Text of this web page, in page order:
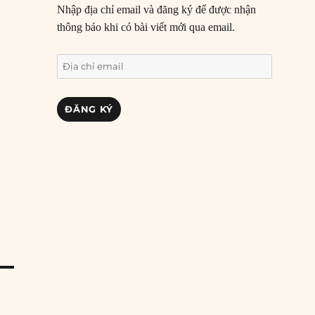
Nhập địa chỉ email và đăng ký để được nhận
thông báo khi có bài viết mới qua email.
Địa
chỉ
email
ĐĂNG KÝ